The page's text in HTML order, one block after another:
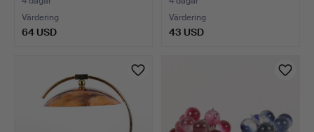
Värdering
64 USD
Värdering
43 USD